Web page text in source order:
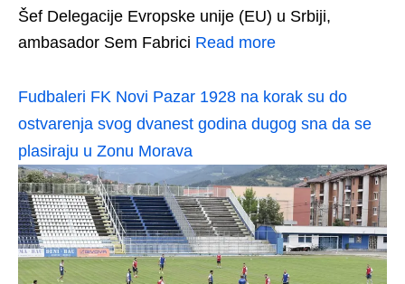
Šef Delegacije Evropske unije (EU) u Srbiji,
ambasador Sem Fabrici Read more
Fudbaleri FK Novi Pazar 1928 na korak su do
ostvarenja svog dvanest godina dugog sna da se
plasiraju u Zonu Morava